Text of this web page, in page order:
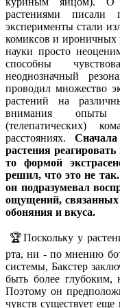
растениями
эксперименты стали
комиксов и ироничных
науки просто
способны
неоднозначный
проводил множество
растений на
внимания
(телепатических)
расстояниях. Сначала
растения
то формой
решил, что это не
он подразумевал
ощущений, связанных
обоняния и вкуса.
🏆Поскольку у
рта, ни - по мнению
системы, Бакстер
быть более глубоким,
Поэтому он
чувств существует